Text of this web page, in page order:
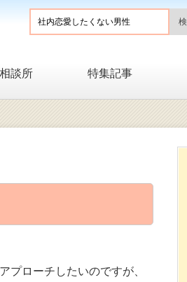
談所 特集記事
プローチしたいのですが、